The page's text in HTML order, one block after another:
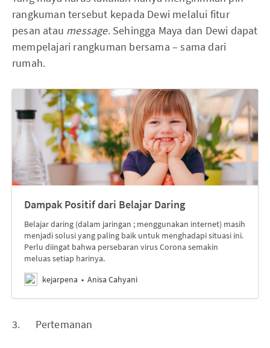
rangkuman tersebut kepada Dewi melalui fitur
pesan atau message. Sehingga Maya dan Dewi dapat
mempelajari rangkuman bersama – sama dari
rumah.
Dampak Positif dari Belajar Daring
Belajar daring (dalam jaringan ; menggunakan internet) masih
menjadi solusi yang paling baik untuk menghadapi situasi ini.
Perlu diingat bahwa persebaran virus Corona semakin
meluas setiap harinya.
kejarpena
Anisa Cahyani
3. Pertemanan